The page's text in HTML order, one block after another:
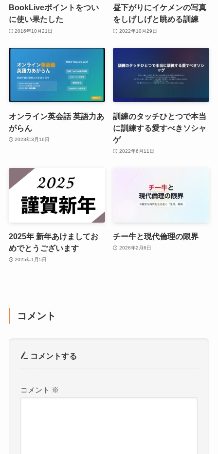
BookLiveポイントをつい
に使い果たした
2016年10月21日
昼下がりにイケメンの写真
をしげしげと眺める訓練
2022年10月29日
オンライン英会話 英語力あ
がらん
2023年3月16日
訓練のタッチひとつで本当
に訓練する愛すべきソシャ
ゲ
2022年6月11日
2025年 新年あけましてお
めでとうございます
2025年1月5日
チー牛と現代倫理の限界
2026年2月6日
コメント
コメントする
コメント ※